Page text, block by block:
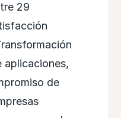
29
aplicaciones,
de